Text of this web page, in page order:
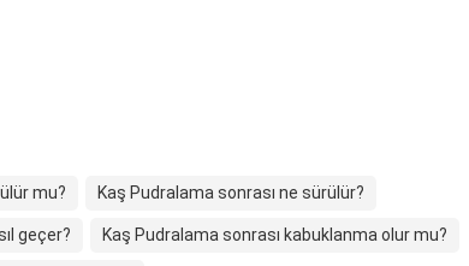
mu? Kaş Pudralama sonrası ne sürülür?
geçer? Kaş Pudralama sonrası kabuklanma olur mu?